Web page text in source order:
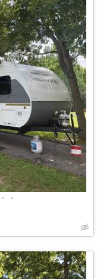
• •